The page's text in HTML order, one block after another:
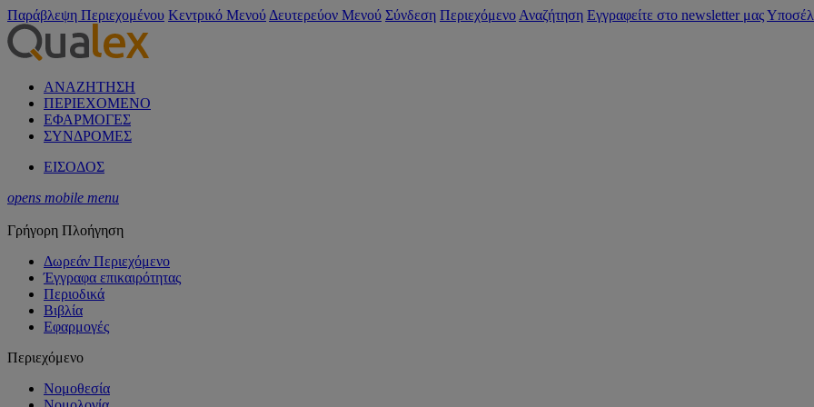
Παράβλεψη Περιεχομένου Κεντρικό Μενού Δευτερεύον Μενού Σύνδεση Περιεχόμενο Αναζήτηση Εγγραφείτε στο newsletter μας
ΑΝΑΖΗΤΗΣΗ
ΠΕΡΙΕΧΟΜΕΝΟ
ΕΦΑΡΜΟΓΕΣ
ΣΥΝΔΡΟΜΕΣ
ΕΙΣΟΔΟΣ
opens mobile menu
Γρήγορη Πλοήγηση
Δωρεάν Περιεχόμενο
Έγγραφα επικαιρότητας
Περιοδικά
Βιβλία
Εφαρμογές
Περιεχόμενο
Νομοθεσία